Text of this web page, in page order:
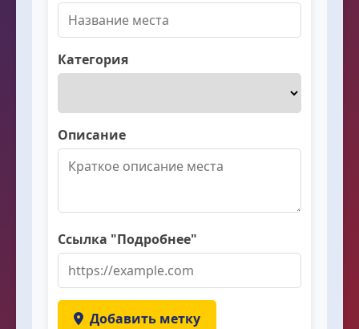
Категория
Описание
Ссылка "Подробнее"
Добавить метку